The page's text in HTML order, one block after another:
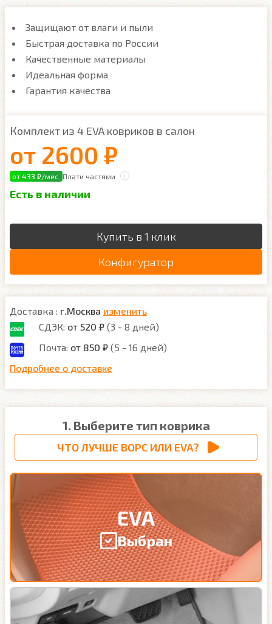
Защищают от влаги и пыли
Быстрая доставка по России
Качественные материалы
Идеальная форма
Гарантия качества
Комплект из 4 EVA ковриков в салон
от 2600 ₽
от 433 ₽/мес. Плати частями
Есть в наличии
Купить в 1 клик
Конфигуратор
Доставка : г.Москва изменить
СДЭК: от 520 ₽ (3 - 8 дней)
Почта: от 850 ₽ (5 - 16 дней)
Подробнее о доставке
1. Выберите тип коврика
ЧТО ЛУЧШЕ ВОРС ИЛИ EVA?
EVA
Выбран